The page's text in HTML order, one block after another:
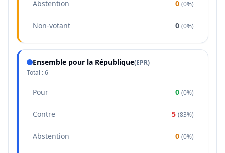
Abstention 0 (0%)
Non-votant 0 (0%)
Ensemble pour la République(EPR)
Total :6
Pour 0 (0%)
Contre 5 (83%)
Abstention 0 (0%)